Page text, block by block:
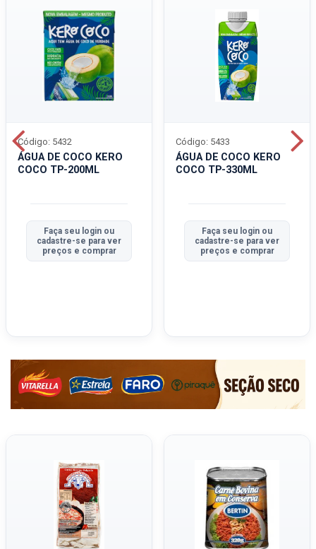
ÁGUA DE COCO KERO
COCO TP-200ML
Código: 5432
Faça seu login ou
cadastre-se para ver
preços e comprar
ÁGUA DE COCO KERO
COCO TP-330ML
Código: 5433
Faça seu login ou
cadastre-se para ver
preços e comprar